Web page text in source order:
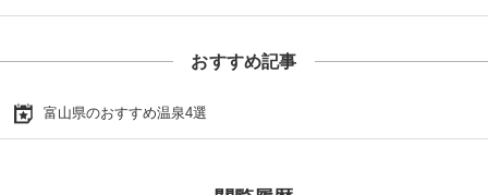
おすすめ記事
富山県のおすすめ温泉4選